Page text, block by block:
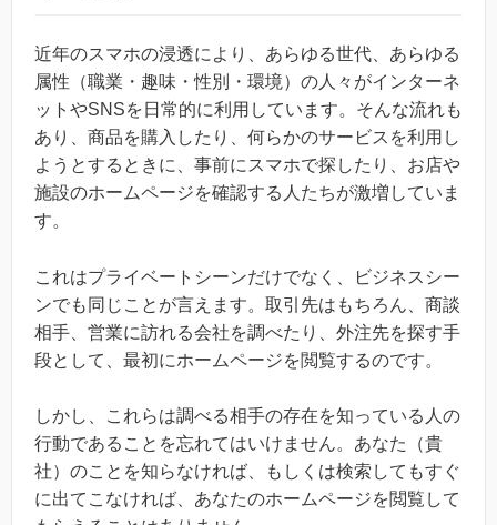
近年のスマホの浸透により、あらゆる世代、あらゆる
属性（職業・趣味・性別・環境）の人々がインターネ
ットやSNSを日常的に利用しています。そんな流れも
あり、商品を購入したり、何らかのサービスを利用し
ようとするときに、事前にスマホで探したり、お店や
施設のホームページを確認する人たちが激増していま
す。
これはプライベートシーンだけでなく、ビジネスシー
ンでも同じことが言えます。取引先はもちろん、商談
相手、営業に訪れる会社を調べたり、外注先を探す手
段として、最初にホームページを閲覧するのです。
しかし、これらは調べる相手の存在を知っている人の
行動であることを忘れてはいけません。あなた（貴
社）のことを知らなければ、もしくは検索してもすぐ
に出てこなければ、あなたのホームページを閲覧して